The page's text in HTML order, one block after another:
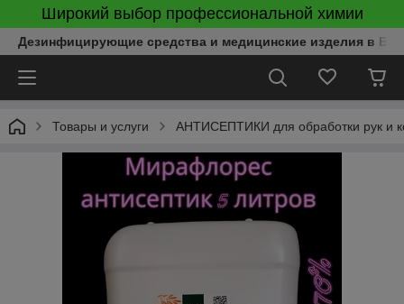
Широкий выбор профессиональной химии
Дезинфицирующие средства и медицинские изделия в
Товары и услуги АНТИСЕПТИКИ для обработки рук и